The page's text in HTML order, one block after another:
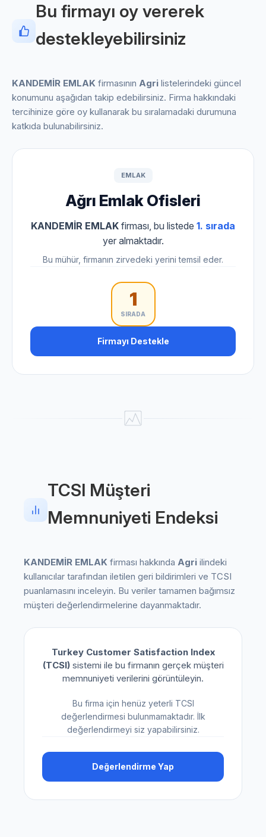
Bu firmayı oy vererek
destekleyebilirsiniz
KANDEMİR EMLAK firmasının Agri listelerindeki güncel
konumunu aşağıdan takip edebilirsiniz. Firma hakkındaki
tercihinize göre oy kullanarak bu sıralamadaki durumuna
katkıda bulunabilirsiniz.
EMLAK
Ağrı Emlak Ofisleri
KANDEMİR EMLAK firması, bu listede 1. sırada
yer almaktadır.
Bu mühür, firmanın zirvedeki yerini temsil eder.
1
SIRADA
Firmayı Destekle
TCSI Müşteri
Memnuniyeti Endeksi
KANDEMİR EMLAK firması hakkında Agri ilindeki
kullanıcılar tarafından iletilen geri bildirimleri ve TCSI
puanlamasını inceleyin. Bu veriler tamamen bağımsız
müşteri değerlendirmelerine dayanmaktadır.
Turkey Customer Satisfaction Index
(TCSI)sistemi ile bu firmanın gerçek müşteri
memnuniyeti verilerini görüntüleyin.
Bu firma için henüz yeterli TCSI
değerlendirmesi bulunmamaktadır. İlk
değerlendirmeyi siz yapabilirsiniz.
Değerlendirme Yap